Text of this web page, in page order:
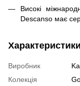
Високі
Descanso має
Характеристики
Виробник
Колекція